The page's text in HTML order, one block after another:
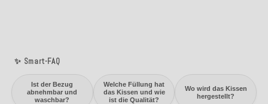
✨ Smart-FAQ
Ist der Bezug
abnehmbar und
waschbar?
Welche Füllung hat
das Kissen und wie
ist die Qualität?
Wo wird das Kissen
hergestellt?